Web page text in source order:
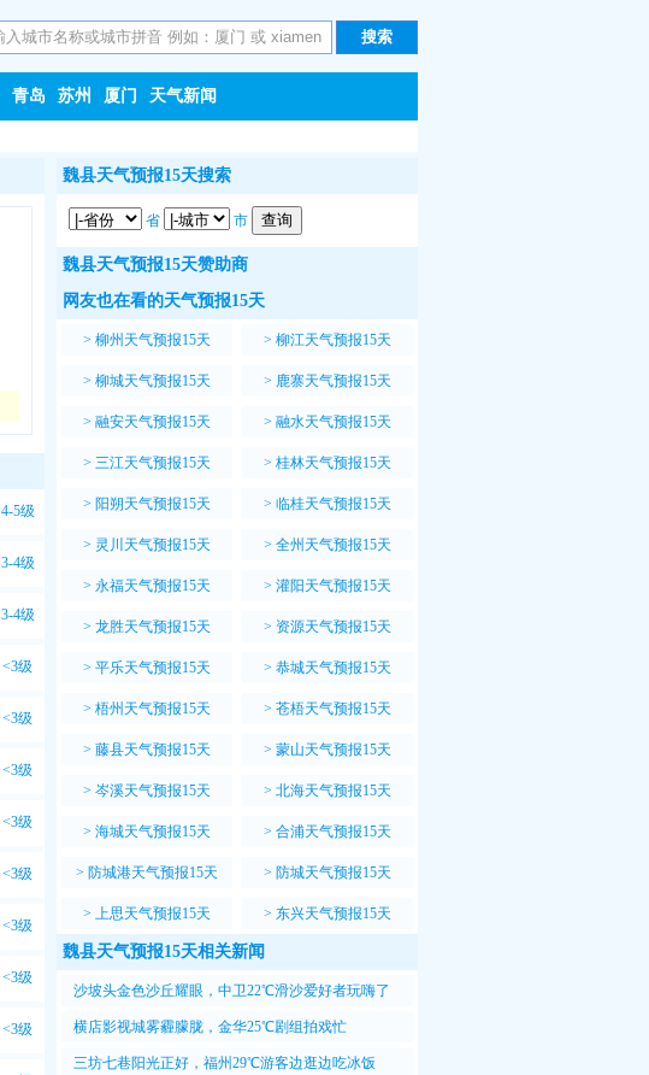
青岛 苏州 厦门 天气新闻
4-5级
3-4级
3-4级
<3级
<3级
<3级
<3级
<3级
<3级
<3级
<3级
魏县天气预报15天搜索
省 市
魏县天气预报15天赞助商
网友也在看的天气预报15天
> 柳州天气预报15天 > 柳江天气预报15天
> 柳城天气预报15天 > 鹿寨天气预报15天
> 融安天气预报15天 > 融水天气预报15天
> 三江天气预报15天 > 桂林天气预报15天
> 阳朔天气预报15天 > 临桂天气预报15天
> 灵川天气预报15天 > 全州天气预报15天
> 永福天气预报15天 > 灌阳天气预报15天
> 龙胜天气预报15天 > 资源天气预报15天
> 平乐天气预报15天 > 恭城天气预报15天
> 梧州天气预报15天 > 苍梧天气预报15天
> 藤县天气预报15天 > 蒙山天气预报15天
> 岑溪天气预报15天 > 北海天气预报15天
> 海城天气预报15天 > 合浦天气预报15天
> 防城港天气预报15天 > 防城天气预报15天
> 上思天气预报15天 > 东兴天气预报15天
魏县天气预报15天相关新闻
沙坡头金色沙丘耀眼，中卫22℃滑沙爱好者玩嗨了
横店影视城雾霾朦胧，金华25℃剧组拍戏忙
三坊七巷阳光正好，福州29℃游客边逛边吃冰饭